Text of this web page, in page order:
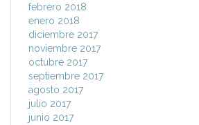
febrero 2018
enero 2018
diciembre 2017
noviembre 2017
octubre 2017
septiembre 2017
agosto 2017
julio 2017
junio 2017